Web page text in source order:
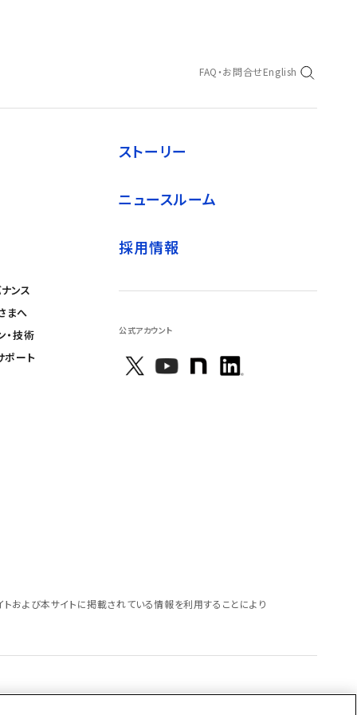
FAQ・お問合せEnglish
ンス
まへ
・技術
ポート
ストーリー
ニュースルーム
採用情報
公式アカウント
および本サイトに掲載されている情報を利用することにより